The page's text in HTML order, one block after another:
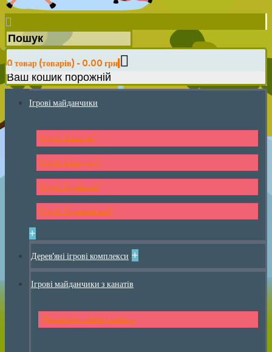
0 товар (товарів) - 0.00 грн
Ваш кошик порожній
Ігрові майданчики
Серія "Классик"
Серія "Стандарт"
Серія "Крепость"
Серія "Красный мак"
+
Дерев'яні ігрові комплекси +
Ігрові майданчики з канатів
Дитячі комплекси з канатів